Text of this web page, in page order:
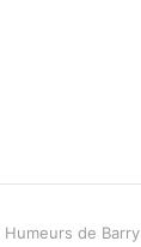
Humeurs de Barry